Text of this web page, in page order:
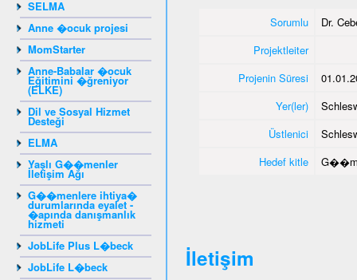
SELMA
Anne �ocuk projesi
MomStarter
Anne-Babalar �ocuk
Eğitimini �ğreniyor
(ELKE)
Dil ve Sosyal Hizmet
Desteği
ELMA
Yaşlı G��menler
İletişim Ağı
G��menlere ihtiya�
durumlarında eyalet -
�apında danışmanlık
hizmeti
JobLife Plus L�beck
JobLife L�beck
Sorumlu
Dr.
Projektleiter
Projenin Süresi
Yer(ler)
Üstlenici
Hedef kitle
İletişim